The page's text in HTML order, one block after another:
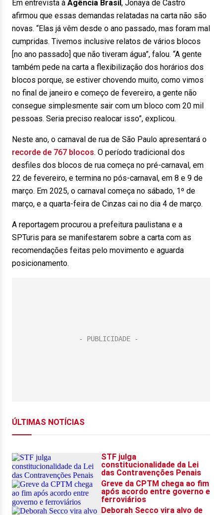
Em entrevista à Agência Brasil , Jonaya de Castro
afirmou que essas demandas relatadas na carta não são
novas. “Elas já vêm desde o ano passado, mas foram mal
cumpridas. Tivemos inclusive relatos de vários blocos
[no ano passado] que não tiveram água”, falou. “A gente
também pede na carta a flexibilização dos horários dos
blocos porque, se estiver chovendo muito, como vimos
no final de janeiro e começo de fevereiro, a gente não
consegue simplesmente sair com um bloco com 20 mil
pessoas. Seria preciso realocar isso”, explicou.
Neste ano, o carnaval de rua de São Paulo apresentará o
recorde de 767 blocos. O período tradicional dos
desfiles dos blocos de rua começa no pré-carnaval, em
22 de fevereiro, e termina no pós-carnaval, em 8 e 9 de
março. Em 2025, o carnaval começa no sábado, 1º de
março, e a quarta-feira de Cinzas cai no dia 4 de março.
A reportagem procurou a prefeitura paulistana e a
SPTuris para se manifestarem sobre a carta com as
recomendações feitas pelo movimento e aguarda
posicionamento.